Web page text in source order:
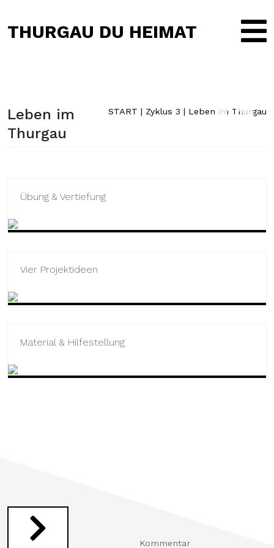
THURGAU DU HEIMAT
Leben im
Thurgau
START | Zyklus 3 | Leben im Thurgau
Übung & Vertiefung
Vier Projektideen
Material & Hilfestellung
Kommentar